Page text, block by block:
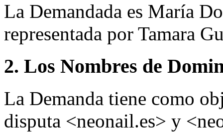
La Demandada es María
representada por Tamara
2. Los Nombres de
La Demanda tiene como
disputa <neonail.es> y